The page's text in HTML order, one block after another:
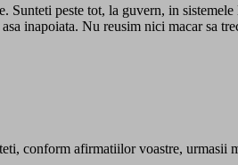
Sunteti peste tot, la guvern, in
inapoiata. Nu reusim nici macar sa
conform afirmatiilor voastre, urmasii